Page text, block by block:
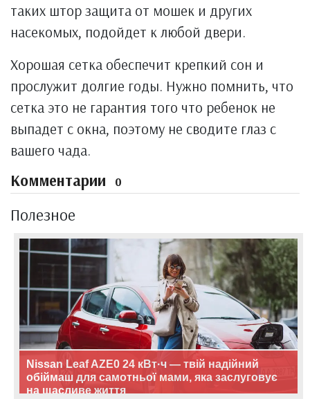
таких штор защита от мошек и других
насекомых, подойдет к любой двери.
Хорошая сетка обеспечит крепкий сон и
прослужит долгие годы. Нужно помнить, что
сетка это не гарантия того что ребенок не
выпадет с окна, поэтому не сводите глаз с
вашего чада.
Комментарии 0
Полезное
Nissan Leaf AZE0 24 кВт·ч — твій надійний
обіймаш для самотньої мами, яка заслуговує
на щасливе життя